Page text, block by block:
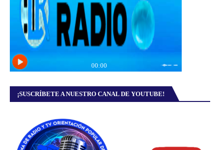
¡SUSCRÍBETE A NUESTRO CANAL DE YOUTUBE!